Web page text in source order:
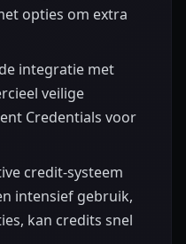
opties om extra
integratie met
veilige
Credentials voor
credit-systeem
intensief gebruik,
kan credits snel